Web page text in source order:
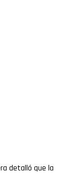
detalló que la